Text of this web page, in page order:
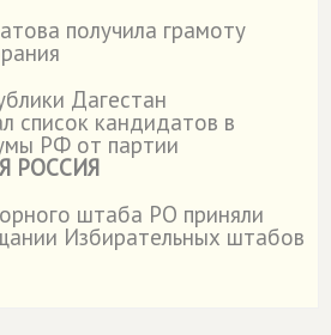
получила грамоту
Дагестан
список кандидатов в
РФ от партии
РОССИЯ
штаба РО приняли
Избирательных штабов